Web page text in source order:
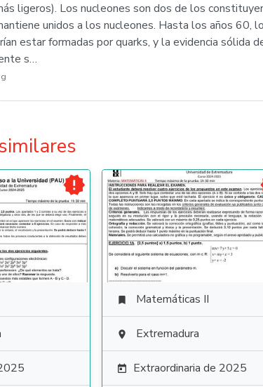
ligeros). Los nucleones son dos de los
unidos a los nucleones. Hasta los años
estar formadas por quarks, y la evidencia sólida
s…

 Matemáticas II
 Extremadura
 Extraordinaria de 2025